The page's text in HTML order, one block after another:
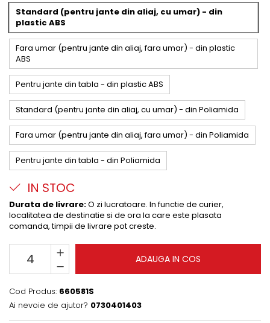
Standard (pentru jante din aliaj, cu umar) - din
plastic ABS
Fara umar (pentru jante din aliaj, fara umar) - din plastic
ABS
Pentru jante din tabla - din plastic ABS
Standard (pentru jante din aliaj, cu umar) - din Poliamida
Fara umar (pentru jante din aliaj, fara umar) - din Poliamida
Pentru jante din tabla - din Poliamida
IN STOC
Durata de livrare:O zi lucratoare. In functie de curier,
localitatea de destinatie si de ora la care este plasata
comanda, timpii de livrare pot creste.
ADAUGA IN COS
Cod Produs: 660581S
Ai nevoie de ajutor? 0730401403